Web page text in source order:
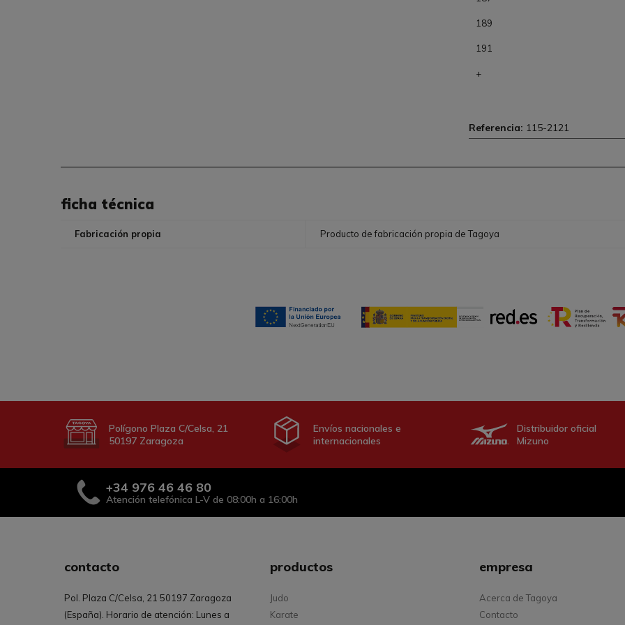
189
191
+
Referencia: 115-2121
ficha técnica
Fabricación propia Producto de fabricación propia de Tagoya
Polígono Plaza C/Celsa, 21
50197 Zaragoza
Envíos nacionales e
internacionales
Distribuidor oficial
Mizuno
+34 976 46 46 80
Atención telefónica L-V de 08:00h a 16:00h
contacto
Pol. Plaza C/Celsa, 21 50197 Zaragoza
(España). Horario de atención: Lunes a
productos
Judo
Karate
empresa
Acerca de Tagoya
Contacto